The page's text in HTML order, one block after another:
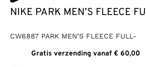
NIKE PARK MEN’S FLEECE
CW6887 PARK MEN’S FLEECE FULL-
Gratis verzending vanaf € 60,00